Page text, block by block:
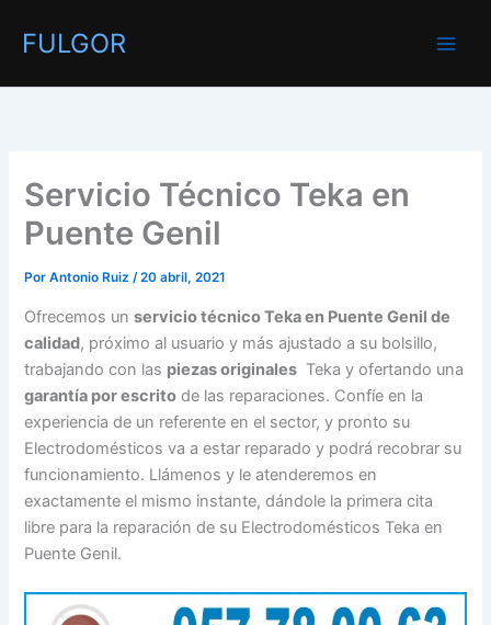
FULGOR
Servicio Técnico Teka en
Puente Genil
PorAntonio Ruiz/20 abril, 2021
Ofrecemos unservicio técnico Teka en Puente Genil de
calidad, próximo al usuario y más ajustado a su bolsillo,
trabajando con las piezas originales Teka y ofertando una
garantía por escrito de las reparaciones. Confíe en la
experiencia de un referente en el sector, y pronto su
Electrodomésticos va a estar reparado y podrá recobrar su
funcionamiento. Llámenos y le atenderemos en
exactamente el mismo instante, dándole la primera cita
libre para la reparación de su Electrodomésticos Teka en
Puente Genil.